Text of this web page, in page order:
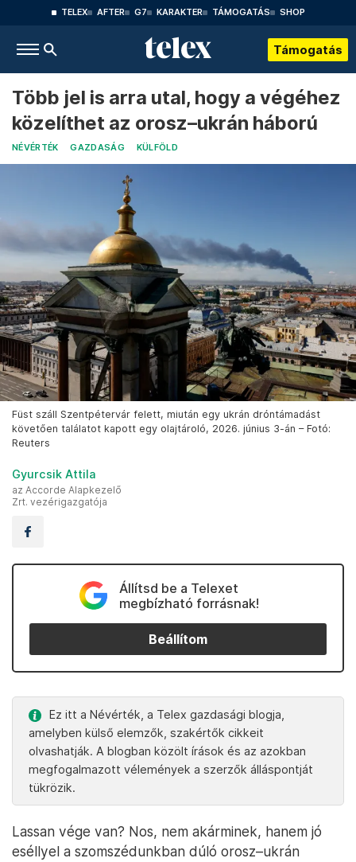
TELEX AFTER G7 KARAKTER TÁMOGATÁS SHOP
Támogatás
Több jel is arra utal, hogy a végéhez
közelíthet az orosz–ukrán háború
NÉVÉRTÉK GAZDASÁG KÜLFÖLD
Füst száll Szentpétervár felett, miután egy ukrán dróntámadást
követően találatot kapott egy olajtároló, 2026. június 3-án – Fotó:
Reuters
Gyurcsik Attila
az Accorde Alapkezelő
Zrt. vezérigazgatója
Állítsd be a Telexet
megbízható forrásnak!
Beállítom
Ez itt a Névérték, a Telex gazdasági blogja,
amelyben külső elemzők, szakértők cikkeit
olvashatják. A blogban közölt írások és az azokban
megfogalmazott vélemények a szerzők álláspontját
tükrözik.
Lassan vége van? Nos, nem akárminek, hanem jó
eséllyel a szomszédunkban dúló orosz–ukrán